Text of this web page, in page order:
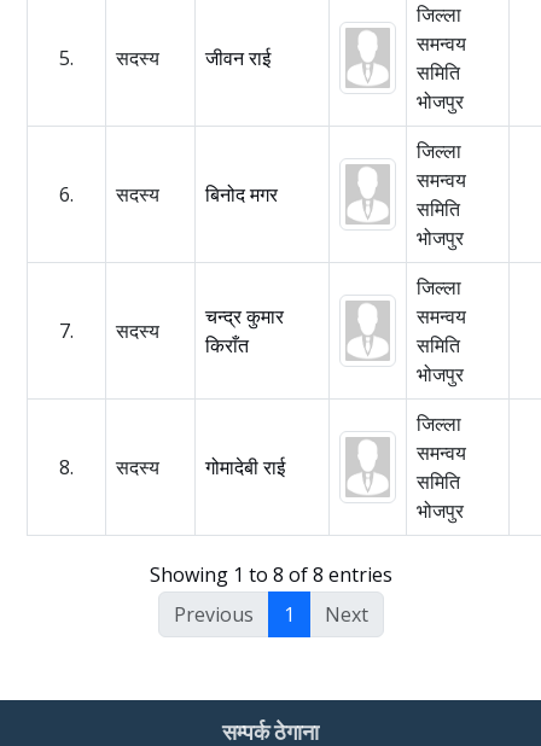
5. सदस्य जीवन राई
जिल्ला
समन्वय
समिति
भोजपुर
6. सदस्य बिनोद मगर
जिल्ला
समन्वय
समिति
भोजपुर
7. सदस्य
चन्द्र कुमार
किराँत
जिल्ला
समन्वय
समिति
भोजपुर
8. सदस्य गोमादेबी राई
जिल्ला
समन्वय
समिति
भोजपुर
Showing 1 to 8 of 8 entries
Previous
1 Next
सम्पर्क ठेगाना